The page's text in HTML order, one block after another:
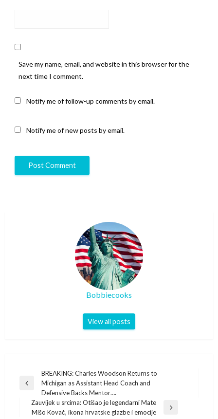
Save my name, email, and website in this browser for the
next time I comment.
Notify me of follow-up comments by email.
Notify me of new posts by email.
Bobbiecooks
View all posts
navigation
Previous
BREAKING: Charles Woodson Returns to
Michigan as Assistant Head Coach and
Defensive Backs Mentor….
Next
Zauvijek u srcima: Otišao je legendarni Mate
Mišo Kovač, ikona hrvatske glazbe i emocije